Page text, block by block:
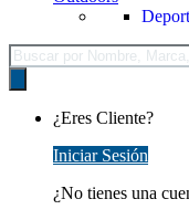
Búsqueda
de
productos
¿Eres Cliente?
Iniciar Sesión
¿No tienes una